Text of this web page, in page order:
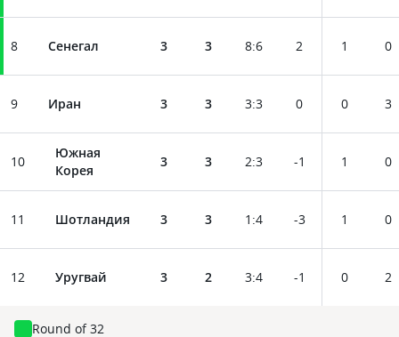
8 Сенегал 3 3 8:6 2 1 0
9 Иран 3 3 3:3 0 0 3
10
Южная
Корея
3 3 2:3 -1 1 0
11 Шотландия 3 3 1 :4 -3 1 0
12 Уругвай 3 2 3:4 -1 0 2
Round of 32